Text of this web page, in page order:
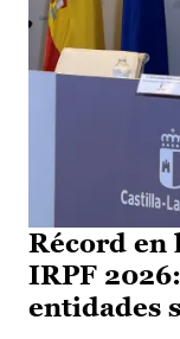
Récord en
IRPF
entidades